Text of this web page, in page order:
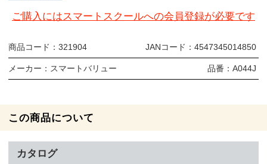
ご購入にはスマートスクールへの会員登録が必要です
商品コード： 321904 JANコード： 4547345014850
メーカー： スマートバリュー 品番： A044J
この商品について
カタログ